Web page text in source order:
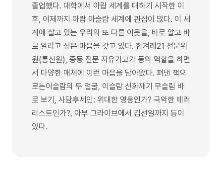
졸업했다. 대학에서 아랍 세계를 대하기 시작한 이
후, 이제까지 아랍 아슬람 세계에 관심이 많다. 이 세
계에 살고 있는 우리의 또 다른 이웃을, 바로 알고 바
로 알리고 싶은 마음을 갖고 있다. 한겨레21 전문위
원(통신원), 중동 전문 자유기고가 등의 역할을 하면
서 다양한 매체에 이런 마음을 담아왔다. 펴낸 책으
로는이슬람의 두 얼굴, 이슬람 신화깨기 무슬림 바
로 보기, 사담후세인: 위대한 영웅인가? 극악한 테러
리스트인가?, 아부 그라이브에서 김선일까지 등이
있다.